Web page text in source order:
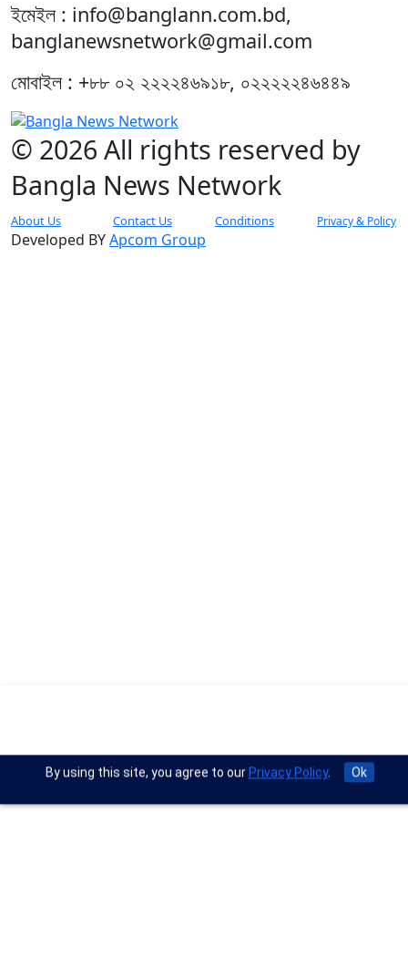
ইমেইল : info@banglann.com.bd,
banglanewsnetwork@gmail.com
মোবাইল : +৮৮ ০২ ২২২২৪৬৯১৮, ০২২২২২৪৬৪৪৯
© 2026 All rights reserved by
Bangla News Network
About Us Contact Us Conditions Privacy & Policy
Developed BYApcom Group
By using this site, you agree to our Privacy Policy. Ok